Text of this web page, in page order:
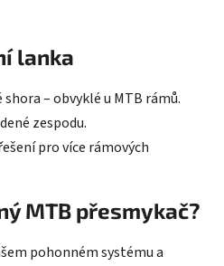
lanka
shora – obvyklé u MTB rámů.
zespodu.
pro více rámových
MTB přesmykač?
pohonném systému a